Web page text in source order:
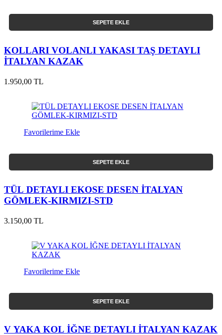
SEPETE EKLE
KOLLARI VOLANLI YAKASI TAŞ DETAYLI
İTALYAN KAZAK
1.950,00 TL
Favorilerime Ekle
SEPETE EKLE
TÜL DETAYLI EKOSE DESEN İTALYAN
GÖMLEK-KIRMIZI-STD
3.150,00 TL
Favorilerime Ekle
SEPETE EKLE
V YAKA KOL İĞNE DETAYLI İTALYAN KAZAK